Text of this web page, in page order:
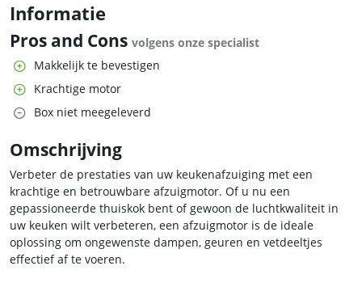
Informatie
Pros and Cons volgens onze specialist
Makkelijk te bevestigen
Krachtige motor
Box niet meegeleverd
Omschrijving
Verbeter de prestaties van uw keukenafzuiging met een
krachtige en betrouwbare afzuigmotor. Of u nu een
gepassioneerde thuiskok bent of gewoon de luchtkwaliteit in
uw keuken wilt verbeteren, een afzuigmotor is de ideale
oplossing om ongewenste dampen, geuren en vetdeeltjes
effectief af te voeren.